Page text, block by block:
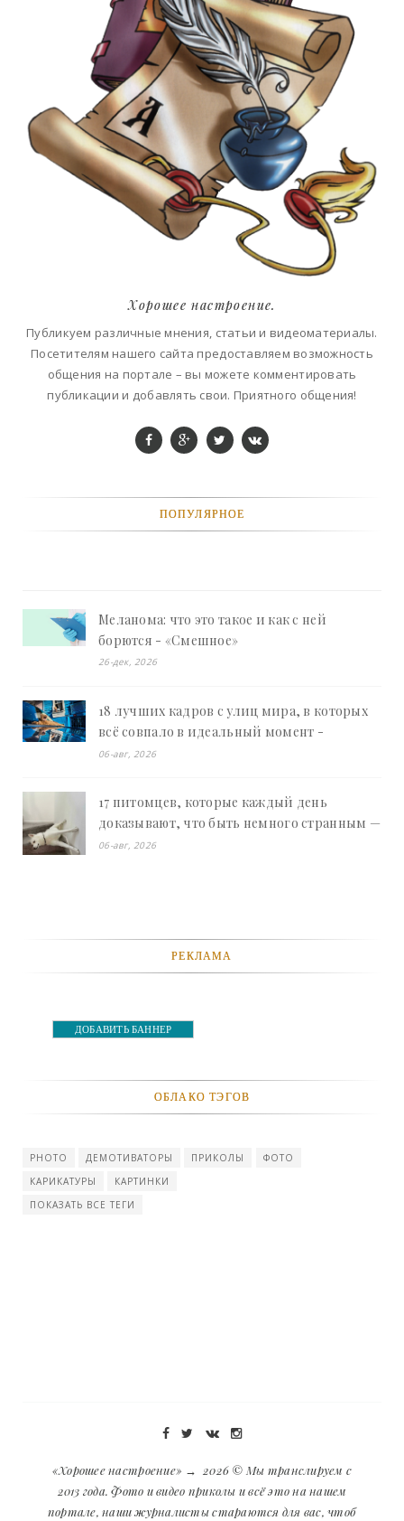
Хорошее настроение.
Публикуем различные мнения, статьи и видеоматериалы.
Посетителям нашего сайта предоставляем возможность
общения на портале – вы можете комментировать
публикации и добавлять свои. Приятного общения!
ПОПУЛЯРНОЕ
Меланома: что это такое и как с ней
борются - «Смешное»
26-дек, 2026
18 лучших кадров с улиц мира, в которых
всё совпало в идеальный момент -
«Смешное»
06-авг, 2026
17 питомцев, которые каждый день
доказывают, что быть немного странным —
это талант - «Смешное»
06-авг, 2026
РЕКЛАМА
ДОБАВИТЬ БАННЕР
ОБЛАКО ТЭГОВ
PHOTO ДЕМОТИВАТОРЫ ПРИКОЛЫ
ФОТО
КАРИКАТУРЫ
КАРТИНКИ
ПОКАЗАТЬ ВСЕ ТЕГИ
«Хорошее настроение» → 2026 © Мы транслируем с
2013 года. Фото и видео приколы и всё это на нашем
портале, наши журналисты стараются для вас, чтоб